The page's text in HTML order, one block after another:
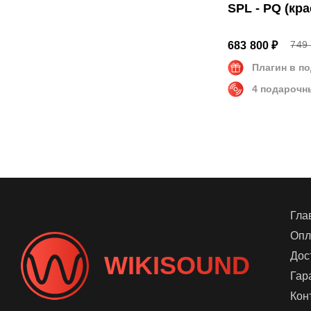
SPL - PQ
683 800 ₽ 749
Плагин в
4
WIKISOUND